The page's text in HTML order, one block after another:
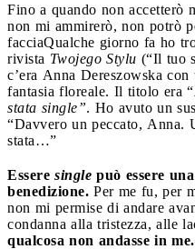
Fino a quando non accetterò
non mi ammirerò, non potrò
facciaQualche giorno fa ho
rivista Twojego Stylu (“Il tuo
c’era Anna Dereszowska
fantasia floreale. Il titolo era “
stata single”. Ho avuto un
“Davvero un peccato, Anna.
stata…”
Essere single può essere
benedizione. Per me fu, per
non mi permise di andare
condanna alla tristezza, alle
qualcosa non andasse in me.